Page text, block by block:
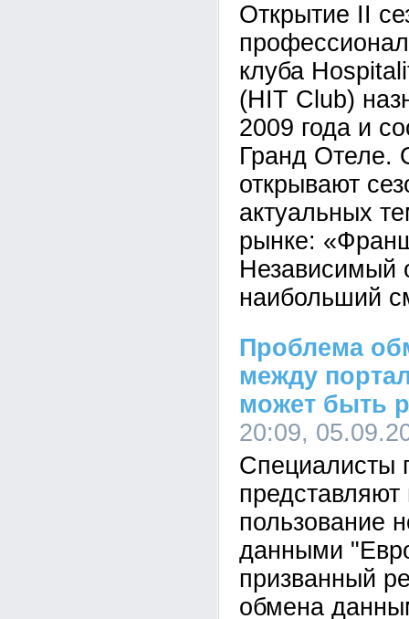
Открытие II
клуба
(HIT Club)
2009 года и
Гранд Отеле.
открывают
актуальных
рынке:
Независимый
наибольший
Проблема
между
может быть
20:09,
Специалисты
представляют
пользование
данными
призванный
обмена